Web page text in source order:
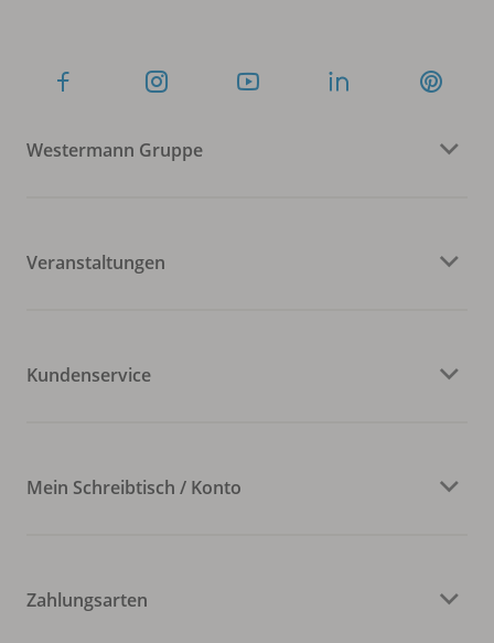
Westermann Gruppe
Veranstaltungen
Kundenservice
Mein Schreibtisch / Konto
Zahlungsarten